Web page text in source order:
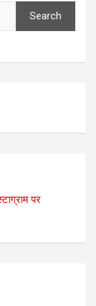
Search
पर